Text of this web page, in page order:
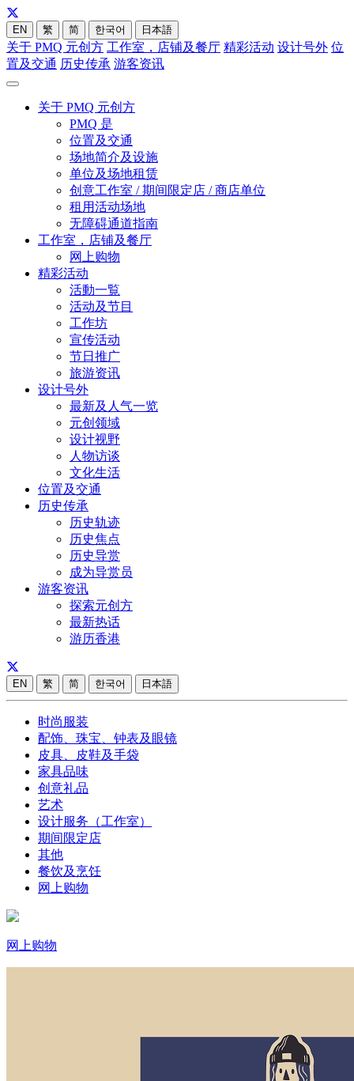
EN 繁 简 한국어 日本語
关于 PMQ 元创方 工作室，店铺及餐厅 精彩活动 设计号外 位
置及交通 历史传承 游客资讯
关于 PMQ 元创方
PMQ 是
位置及交通
场地简介及设施
单位及场地租赁
创意工作室 / 期间限定店 / 商店单位
租用活动场地
无障碍通道指南
工作室，店铺及餐厅
网上购物
精彩活动
活動一覧
活动及节目
工作坊
宣传活动
节日推广
旅游资讯
设计号外
最新及人气一览
元创领域
设计视野
人物访谈
文化生活
位置及交通
历史传承
历史轨迹
历史焦点
历史导赏
成为导赏员
游客资讯
探索元创方
最新热话
游历香港
EN 繁 简 한국어 日本語
时尚服装
配饰、珠宝、钟表及眼镜
皮具、皮鞋及手袋
家具品味
创意礼品
艺术
设计服务（工作室）
期间限定店
其他
餐饮及烹饪
网上购物
网上购物